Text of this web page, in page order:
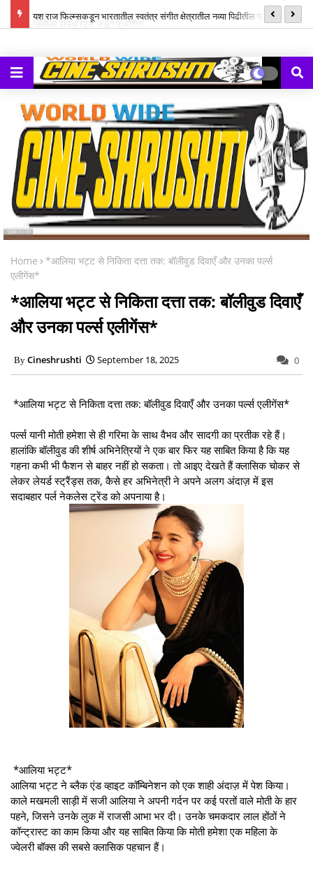
यश राज फिल्म्सकडून भारतातील स्वतंत्र संगीत क्षेत्रातील नव्या पिढीतील प्रतिभांना
Home
*आलिया भट्ट से निकिता दत्ता तक: बॉलीवुड दिवाएँ और उनका पर्ल्स
एलीगेंस*
*आलिया भट्ट से निकिता दत्ता तक: बॉलीवुड दिवाएँ
और उनका पर्ल्स एलीगेंस*
Cineshrushti September 18, 2025 0
*आलिया भट्ट से निकिता दत्ता तक: बॉलीवुड दिवाएँ और उनका पर्ल्स एलीगेंस*
पर्ल्स यानी मोती हमेशा से ही गरिमा के साथ वैभव और सादगी का प्रतीक रहे हैं।
हालांकि बॉलीवुड की शीर्ष अभिनेत्रियों ने एक बार फिर यह साबित किया है कि यह
गहना कभी भी फैशन से बाहर नहीं हो सकता। तो आइए देखते हैं क्लासिक चोकर से
लेकर लेयर्ड स्ट्रैंड्स तक, कैसे हर अभिनेत्री ने अपने अलग अंदाज़ में इस
सदाबहार पर्ल नेकलेस ट्रेंड को अपनाया है।
*आलिया भट्ट*
आलिया भट्ट ने ब्लैक एंड व्हाइट कॉम्बिनेशन को एक शाही अंदाज़ में पेश किया।
काले मखमली साड़ी में सजी आलिया ने अपनी गर्दन पर कई परतों वाले मोती के हार
पहने, जिसने उनके लुक में राजसी आभा भर दी। उनके चमकदार लाल होंठों ने
कॉन्ट्रास्ट का काम किया और यह साबित किया कि मोती हमेशा एक महिला के
ज्वेलरी बॉक्स की सबसे क्लासिक पहचान हैं।